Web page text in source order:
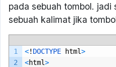
pada sebuah tombol. jadi
sebuah kalimat jika
1
2
<! DOCTYPE html>
<html>